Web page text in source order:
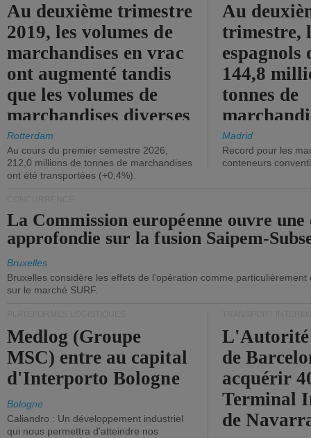
Au deuxième trimestre
2019, les volumes de
marchandises en vrac
ont augmenté tandis
que les volumes de
marchandises diverses
ont diminué.
Rotterdam
Au cours du premier semestre 2026,
212,0 millions de tonnes de marchandises
ont été transportées (+0,4%).
Au
trimestre,
144,8
tonnes de
(+2,9%).
Madrid
Record pour les
conteneurs
La Commission européenne ouvre une
approfondie sur la fusion Saipem-
Bruxelles
Bruxelles considère les effets de l'opération comme
sur le marché SURF.
Medlog (Groupe
MSC) entre au capital
d'Interporto Bologne
Bologne
Caliandro : Un développement industriel
qui nous permettra d'atteindre nos
de
acquérir
Terminal
de